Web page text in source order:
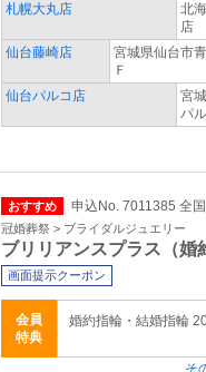
札幌大丸店
北
店
仙台藤崎店
宮城県仙台市
仙台パルコ店
宮
パ
おすすめ 申込No. 7011385 全国
冠婚葬祭 > ブライダルジュエリー
ブリリアンスプラス（婚
画面提示クーポン
会員
特典
婚約指輪・結婚指輪
そ